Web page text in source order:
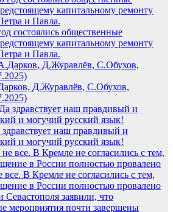
состоялись общественные
капитальному ремонту
и Павла.
Д.Журавлёв, С.Обухов,
наш правдивый и
и могучий русский язык!
В Кремле не согласились с тем,
в России полностью провалено